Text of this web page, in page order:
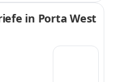
in Porta West